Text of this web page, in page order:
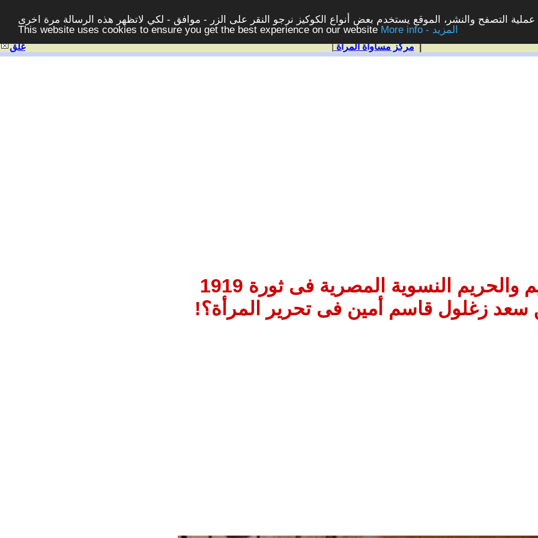
التصفح والنشر، الموقع يستخدم بعض أنواع الكوكيز نرجو النقر على الزر - موافق - لكي لاتظهر هذه الرسالة مرة اخرى -
This website uses cookies to ensure you get the best experience on our website
More info - المزيد
غلق | مركز مساواة المرأة|
الزعيم والحريم النسوية المصرية فى ثورة 1919
زغلول قاسم أمين فى تحرير المرأة؟!